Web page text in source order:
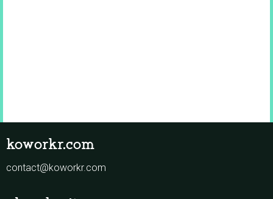
koworkr.com
contact@koworkr.com